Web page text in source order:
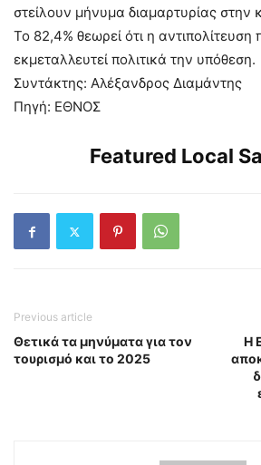
στείλουν μήνυμα διαμαρτυρίας στην
Το 82,4% θεωρεί ότι η αντιπολίτευση
εκμεταλλευτεί πολιτικά την υπόθεση.
Συντάκτης: Αλέξανδρος Διαμάντης
Πηγή: ΕΘΝΟΣ
Featured Local
Previous article
Θετικά τα μηνύματα για τον
τουρισμό και το 2025
Η